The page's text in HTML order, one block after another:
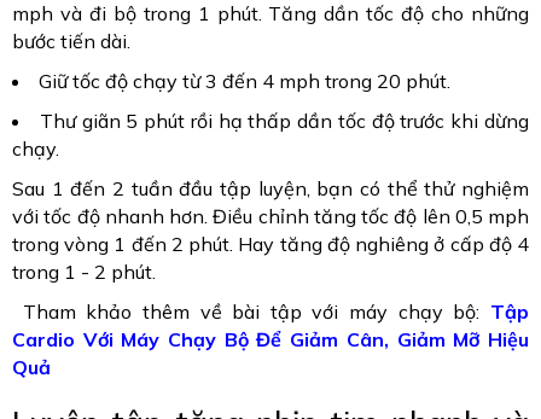
mph và đi bộ trong 1 phút. Tăng dần tốc độ cho những
bước tiến dài.
Giữ tốc độ chạy từ 3 đến 4 mph trong 20 phút.
Thư giãn 5 phút rồi hạ thấp dần tốc độ trước khi dừng
chạy.
Sau 1 đến 2 tuần đầu tập luyện, bạn có thể thử nghiệm
với tốc độ nhanh hơn. Điều chỉnh tăng tốc độ lên 0,5 mph
trong vòng 1 đến 2 phút. Hay tăng độ nghiêng ở cấp độ 4
trong 1 - 2 phút.
Tham khảo thêm về bài tập với máy chạy bộ: Tập
Cardio Với Máy Chạy Bộ Để Giảm Cân, Giảm Mỡ Hiệu
Quả